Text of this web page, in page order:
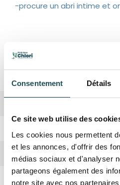
Consentement Détails
Ce site web utilise des
Les cookies nous permettent
et les annonces, d'offrir des
médias sociaux et d'analyser
partageons également des
notre site avec nos
-procure un abri intime et
Spécifications
Forme de la couronne
Rusticité